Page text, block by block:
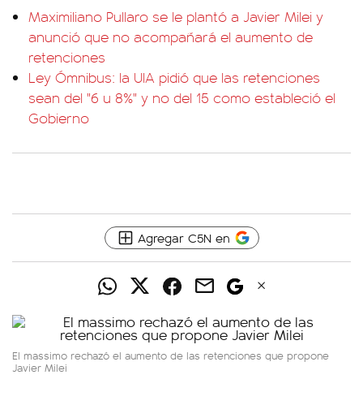
Maximiliano Pullaro se le plantó a Javier Milei y
anunció que no acompañará el aumento de
retenciones
Ley Ómnibus: la UIA pidió que las retenciones
sean del "6 u 8%" y no del 15 como estableció el
Gobierno
Agregar C5N en
El massimo rechazó el aumento de las retenciones que propone
Javier Milei